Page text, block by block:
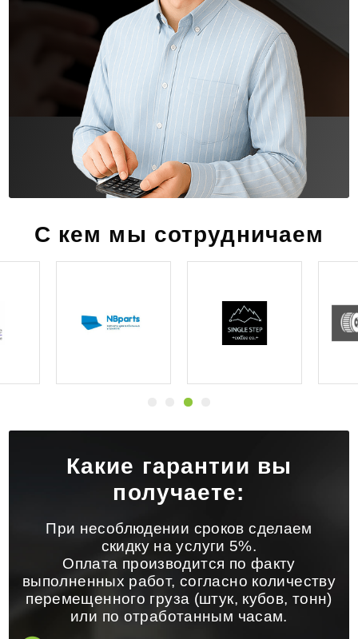
С кем мы сотрудничаем
Какие гарантии вы
получаете:
При несоблюдении сроков сделаем
скидку на услуги 5%.
Оплата производится по факту
выполненных работ, согласно количеству
перемещенного груза (штук, кубов, тонн)
или по отработанным часам.